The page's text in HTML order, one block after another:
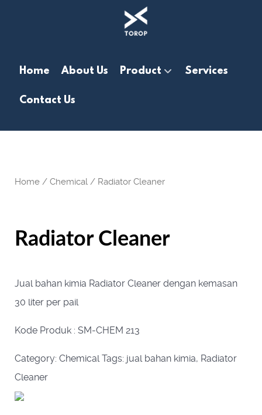
Home About Us Product Services
Contact Us
Home / Chemical / Radiator Cleaner
Radiator Cleaner
Jual bahan kimia Radiator Cleaner dengan kemasan
30 liter per pail
Kode Produk : SM-CHEM 213
Category: Chemical Tags: jual bahan kimia, Radiator
Cleaner